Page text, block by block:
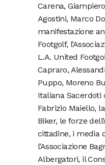
Carena,
Agostini, Marco
manifestazione
Footgolf,
L.A. United
Capraro,
Puppo, Moreno
Italiana Sacerdoti
Fabrizio Maiello,
Biker, le forze
cittadine, i media
l’Associazione
Albergatori, il